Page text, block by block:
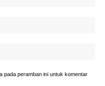
pada peramban ini untuk komentar